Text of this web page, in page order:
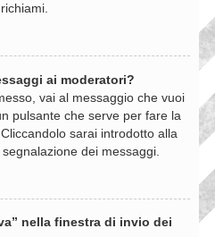
ai moderatori?
vai al messaggio che vuoi
pulsante che serve per fare la
sarai introdotto alla
dei messaggi.
nella finestra di invio dei